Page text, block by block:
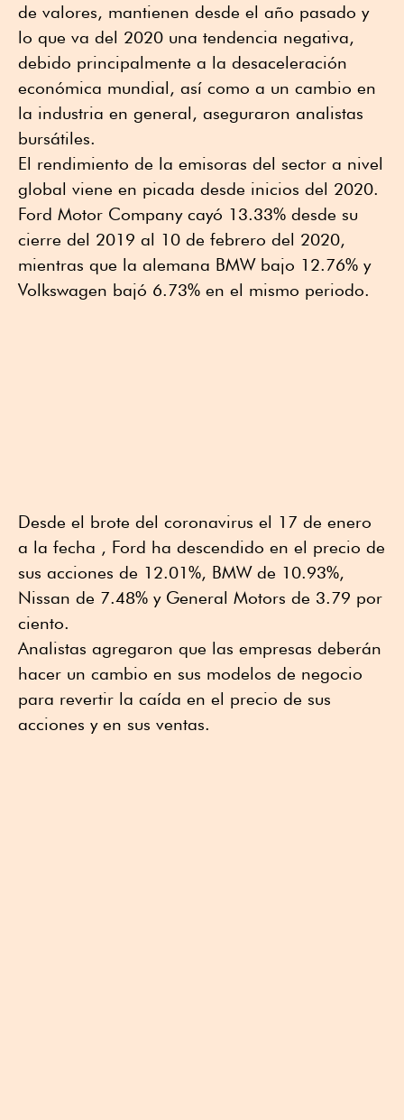
de valores, mantienen desde el año pasado y
lo que va del 2020 una tendencia negativa,
debido principalmente a la desaceleración
económica mundial, así como a un cambio en
la industria en general, aseguraron analistas
bursátiles.
El rendimiento de la emisoras del sector a nivel
global viene en picada desde inicios del 2020.
Ford Motor Company cayó 13.33% desde su
cierre del 2019 al 10 de febrero del 2020,
mientras que la alemana BMW bajo 12.76% y
Volkswagen bajó 6.73% en el mismo periodo.
Desde el brote del coronavirus el 17 de enero
a la fecha , Ford ha descendido en el precio de
sus acciones de 12.01%, BMW de 10.93%,
Nissan de 7.48% y General Motors de 3.79 por
ciento.
Analistas agregaron que las empresas deberán
hacer un cambio en sus modelos de negocio
para revertir la caída en el precio de sus
acciones y en sus ventas.